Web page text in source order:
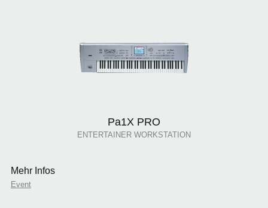
Pa1X PRO
ENTERTAINER WORKSTATION
Mehr Infos
Event